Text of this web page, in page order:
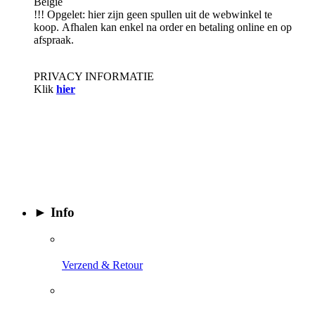
!!! Opgelet: hier zijn geen spullen uit de webwinkel te
koop. Afhalen kan enkel na order en betaling online en op
afspraak.
PRIVACY INFORMATIE
Klik hier
► Info
Verzend & Retour